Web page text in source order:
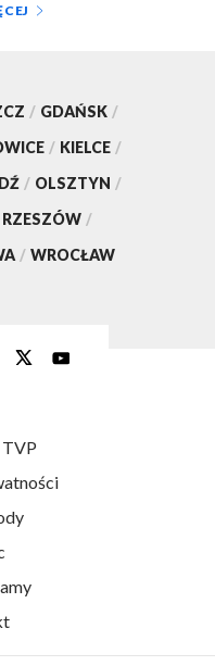
/ GDAŃSK /
/ KIELCE /
/ OLSZTYN /
RZESZÓW /
/ WROCŁAW
TVP